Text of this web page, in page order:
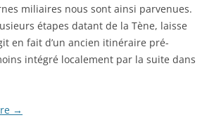
miliaires nous sont ainsi parvenues.
étapes datant de la Tène, laisse
en fait d’un ancien itinéraire pré-
intégré localement par la suite dans
→